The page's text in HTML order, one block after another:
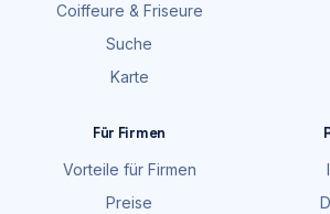
Coiffeure & Friseure
Suche
Karte
Für Firmen
Vorteile für Firmen
Preise